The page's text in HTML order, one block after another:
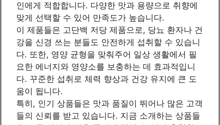
인에게 적합합니다. 다양한 맛과 용량으로 취향에
맞게 선택할 수 있어 만족도가 높습니다.
이 제품들은 고단백 저당 제품으로, 당뇨 환자나 건
강을 신경 쓰는 분들도 안전하게 섭취할 수 있습니
다. 또한, 영양 균형을 맞춰주어 일상 생활에서 필
요한 에너지와 영양소를 보충하는 데 효과적입니
다. 꾸준한 섭취로 체력 향상과 건강 유지에 큰 도
움이 됩니다.
특히, 인기 상품들은 맛과 품질이 뛰어나 많은 고객
들의 신뢰를 받고 있습니다. 지금 소개하는 상품들